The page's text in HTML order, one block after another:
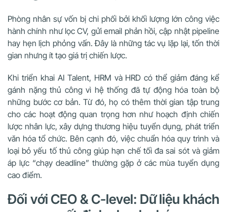
Phòng nhân sự vốn bị chi phối bởi khối lượng lớn công việc
hành chính như lọc CV, gửi email phản hồi, cập nhật pipeline
hay hẹn lịch phỏng vấn. Đây là những tác vụ lặp lại, tốn thời
gian nhưng ít tạo giá trị chiến lược.
Khi triển khai AI Talent, HRM và HRD có thể giảm đáng kể
gánh nặng thủ công vì hệ thống đã tự động hóa toàn bộ
những bước cơ bản. Từ đó, họ có thêm thời gian tập trung
cho các hoạt động quan trọng hơn như hoạch định chiến
lược nhân lực, xây dựng thương hiệu tuyển dụng, phát triển
văn hóa tổ chức. Bên cạnh đó, việc chuẩn hóa quy trình và
loại bỏ yếu tố thủ công giúp hạn chế tối đa sai sót và giảm
áp lực “chạy deadline” thường gặp ở các mùa tuyển dụng
cao điểm.
Đối với CEO & C-level: Dữ liệu khách